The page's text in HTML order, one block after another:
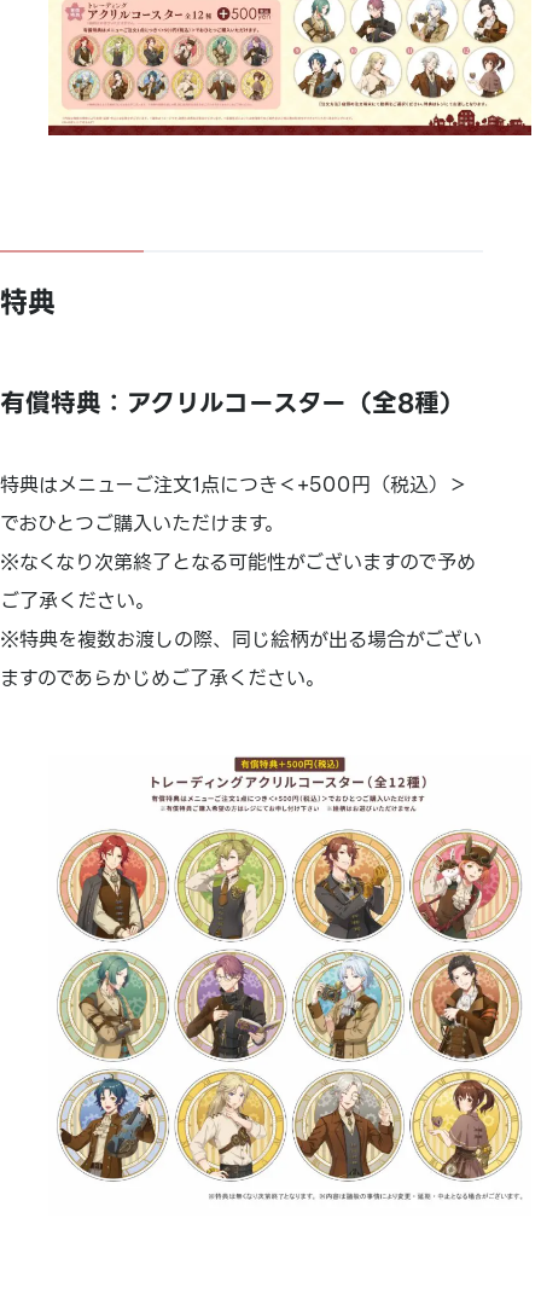
特典
有償特典：アクリルコースター（全8種）
特典はメニューご注文1点につき＜+500円（税込）＞
でおひとつご購入いただけます。
※なくなり次第終了となる可能性がございますので予め
ご了承ください。
※特典を複数お渡しの際、同じ絵柄が出る場合がござい
ますのであらかじめご了承ください。